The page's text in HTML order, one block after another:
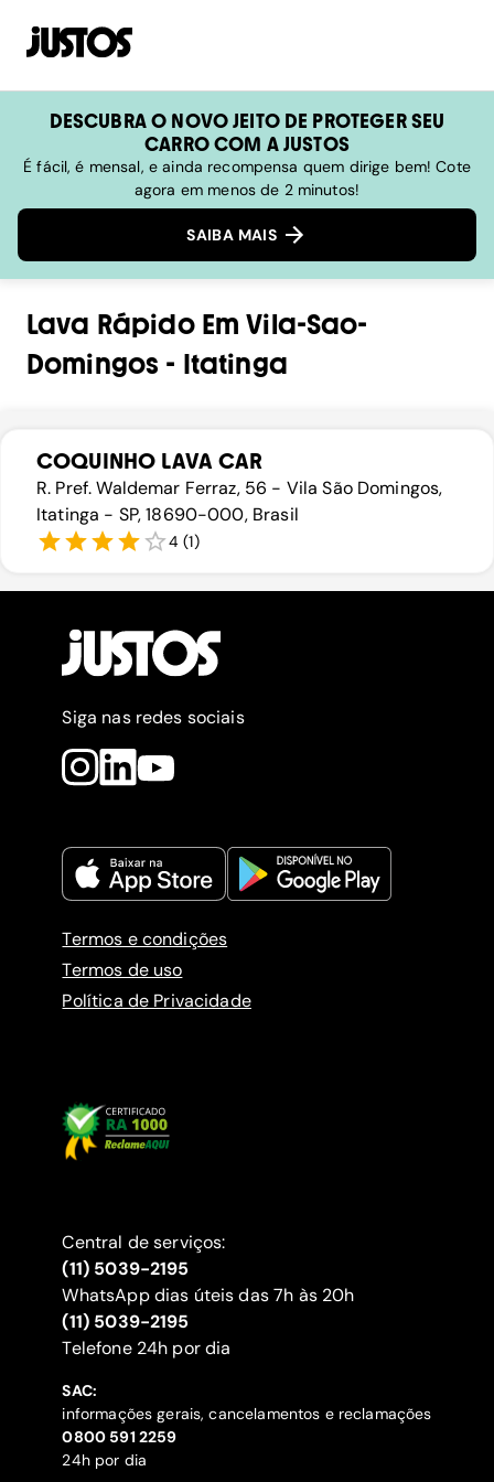
DESCUBRA O NOVO JEITO DE PROTEGER SEU
CARRO COM A JUSTOS
É fácil, é mensal, e ainda recompensa quem dirige bem! Cote
agora em menos de 2 minutos!
SAIBA MAIS
Lava RápidoEmVila-Sao-
Domingos - Itatinga
COQUINHO LAVA CAR
R. Pref. Waldemar Ferraz, 56 - Vila São Domingos,
Itatinga - SP, 18690-000, Brasil
4 (1)
Siga nas redes sociais
Termos e condições
Termos de uso
Política de Privacidade
Central de serviços:
(11) 5039-2195
WhatsApp dias úteis das 7h às 20h
(11) 5039-2195
‍Telefone 24h por dia
SAC:
informações gerais, cancelamentos e reclamações
‍0800 591 2259
24h por dia